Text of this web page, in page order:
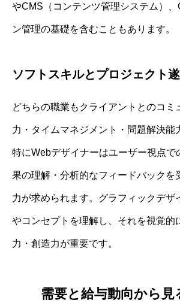
やCMS（コンテンツ管理システム）、
ン管理の基礎を含むこともあります。
ソフトスキルとプロジェクト
どちらの職業もクライアントとのコミ
力・タイムマネジメント・問題解決能
特にWebデザイナーはユーザー視点で
果の理解・分析的なフィードバックを
力が求められます。グラフィックデザ
やコンセプトを理解し、それを視覚的
力・創造力が重要です。
需要と給与動向から見